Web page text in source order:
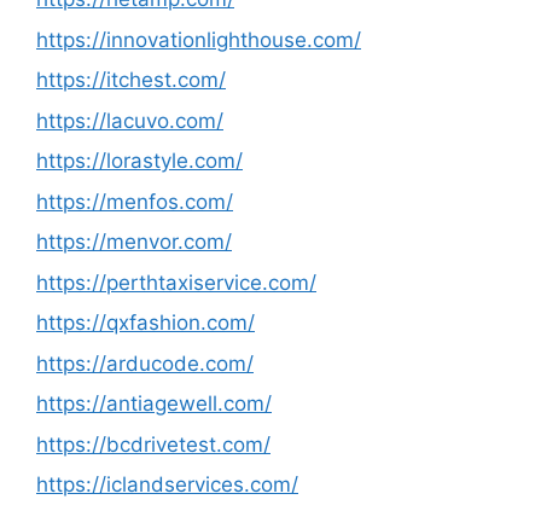
https://innovationlighthouse.com/
https://itchest.com/
https://lacuvo.com/
https://lorastyle.com/
https://menfos.com/
https://menvor.com/
https://perthtaxiservice.com/
https://qxfashion.com/
https://arducode.com/
https://antiagewell.com/
https://bcdrivetest.com/
https://iclandservices.com/